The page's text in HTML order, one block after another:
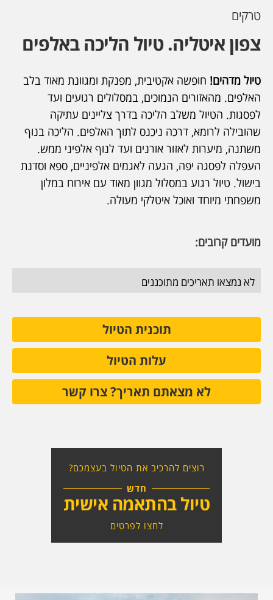
טרקים
צפון איטליה. טיול הליכה באלפים
טיול מדהים!חופשה אקטיבית, מפנקת ומגוונת מאוד בלב
האלפים. מהאזורים הנמוכים, במסלולים רגועים ועד
לפסגות. הטיול משלב הליכה בדרך צליינים עתיקה
שהובילה לרומא, דרכה ניכנס לתוך האלפים. הליכה בנוף
משתנה, מיערות לאזור אורנים ועד לנוף אלפיני ממש.
העפלה לפסגה יפה, הגעה לאגמים אלפיניים, ספא וסדנת
בישול. טיול רגוע במסלול מגוון מאוד עם אירוח במלון
משפחתי מיוחד ואוכל איטלקי מעולה.
מועדים קרובים:
לא נמצאו תאריכים מתוכננים
תוכנית הטיול
עלות הטיול
לא מצאתם תאריך? צרו קשר
רוצים להרכיב את הטיול בעצמכם?
חדש
טיול בהתאמה אישית
לחצו לפרטים